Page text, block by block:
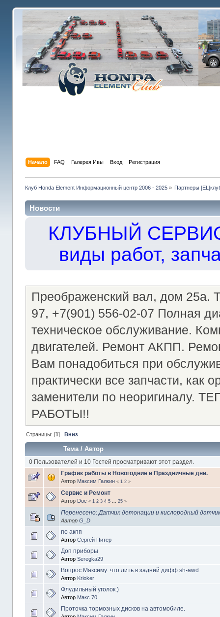
Начало FAQ Галерея Ивы Вход Регистрация
Клуб Honda Element Информационный центр 2006 - 2025» Партнеры
Новости
КЛУБНЫЙ
виды работ,
Преображенский вал, дом 25а.
97, +7(901) 556-02-07 Полная
техническое обслуживание.
двигателей. Ремонт АКПП.
Вам понадобиться при
практически все запчасти, как
заменители по
РАБОТЫ!!
Страницы: [1] Вниз
Тема/ Автор
0 Пользователей и 10 Гостей просматривают этот раздел.
График работы в Новогодние и Праздничные дни.
Автор Максим Галкин « 1 2»
Сервис и Ремонт
Автор Doc « 1 2 3 4 5 25»
Перенесено: Датчик детонации и кислородный
Автор G_D
по акпп
Автор Сергей Питер
Доп приборы
Автор Seregka29
Вопрос Максиму: что лить в задний дифф sh-awd
Автор Krioker
Флудильный уголок.)
Автор Макс 70
Проточка тормозных дисков на автомобиле.